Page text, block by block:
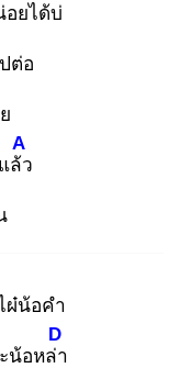
อยได้บ่
ต่อ
ล้ว
A
ผ๋น้อคำ
น้อหล่า
D